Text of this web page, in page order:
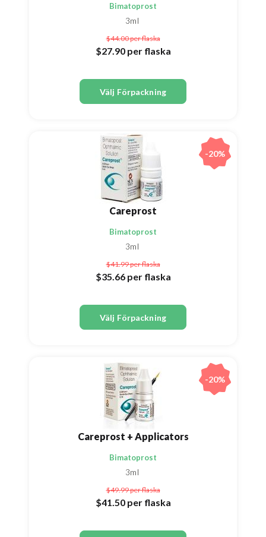
Bimatoprost
3ml
$44.00per flaska
$27.90 per flaska
Välj Förpackning
Careprost
Bimatoprost
3ml
$41.99per flaska
$35.66 per flaska
Välj Förpackning
-20%
Careprost + Applicators
Bimatoprost
3ml
$49.99per flaska
$41.50 per flaska
-20%